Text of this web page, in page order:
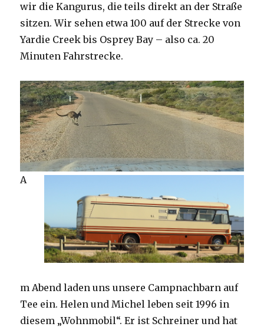
wir die Kangurus, die teils direkt an der Straße
sitzen. Wir sehen etwa 100 auf der Strecke von
Yardie Creek bis Osprey Bay – also ca. 20
Minuten Fahrstrecke.
A
m Abend laden uns unsere Campnachbarn auf
Tee ein. Helen und Michel leben seit 1996 in
diesem „Wohnmobil“. Er ist Schreiner und hat